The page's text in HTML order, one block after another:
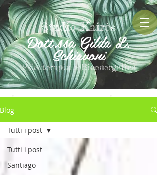
Studio Kairòs
Dott.ssa Gilda L.
Schiavoni
Psicoterapia e Bioenergetica
Blog
Tutti i post
Santiago
Tutti i post